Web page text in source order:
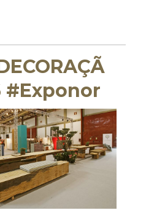
‪#‎Exponor‬‬‬‬‬